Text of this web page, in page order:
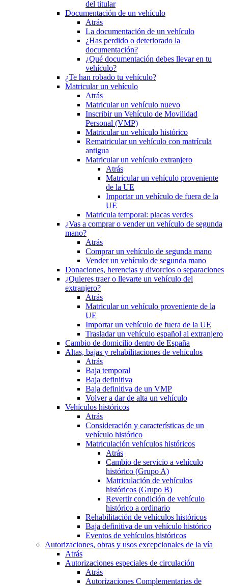
del titular
Documentación de un vehículo
Atrás
La documentación de un vehículo
¿Has perdido o deteriorado la
documentación?
¿Qué documentación debes llevar en tu
vehículo?
¿Te han robado tu vehículo?
Matricular un vehículo
Atrás
Matricular un vehículo nuevo
Inscribir un Vehículo de Movilidad
Personal (VMP)
Matricular un vehículo histórico
Rematricular un vehículo con matrícula
antigua
Matricular un vehículo extranjero
Atrás
Matricular un vehículo proveniente
de la UE
Importar un vehículo de fuera de la
UE
Matricula temporal: placas verdes
¿Vas a comprar o vender un vehículo de segunda
mano?
Atrás
Comprar un vehículo de segunda mano
Vender un vehículo de segunda mano
Donaciones, herencias y divorcios o separaciones
¿Quieres traer o llevarte un vehículo del
extranjero?
Atrás
Matricular un vehículo proveniente de la
UE
Importar un vehículo de fuera de la UE
Trasladar un vehículo español al extranjero
Cambio de domicilio dentro de España
Altas, bajas y rehabilitaciones de vehículos
Atrás
Baja temporal
Baja definitiva
Baja definitiva de un VMP
Volver a dar de alta un vehículo
Vehículos históricos
Atrás
Consideración y características de un
vehículo histórico
Matriculación vehículos históricos
Atrás
Cambio de servicio a vehículo
histórico (Grupo A)
Matriculación de vehículos
históricos (Grupo B)
Revertir condición de vehículo
histórico a ordinario
Rehabilitación de vehículos históricos
Baja definitiva de un vehículo histórico
Eventos de vehículos históricos
Autorizaciones, obras y usos excepcionales de la vía
Atrás
Autorizaciones especiales de circulación
Atrás
Autorizaciones Complementarias de